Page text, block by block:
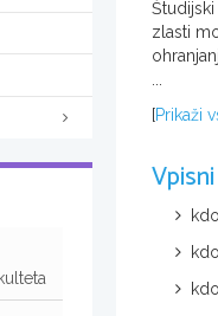
zlasti
...
[Prikaži